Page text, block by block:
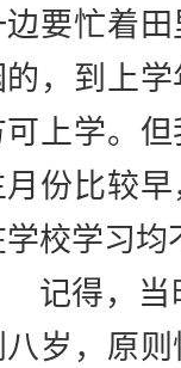
边要忙着
的，到上
可上学。
月份比较
学校学习均
记得，
八岁，原